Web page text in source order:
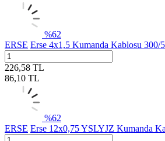
%62
ERSE Erse 4x1,5 Kumanda Kablosu
226,58 TL
86,10 TL
%62
ERSE Erse 12x0,75 YSLYJZ Kumanda